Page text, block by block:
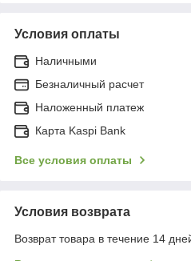
Условия оплаты
Наличными
Безналичный расчет
Наложенный платеж
Карта Kaspi Bank
Все условия оплаты
Условия возврата
Возврат товара в течение 14